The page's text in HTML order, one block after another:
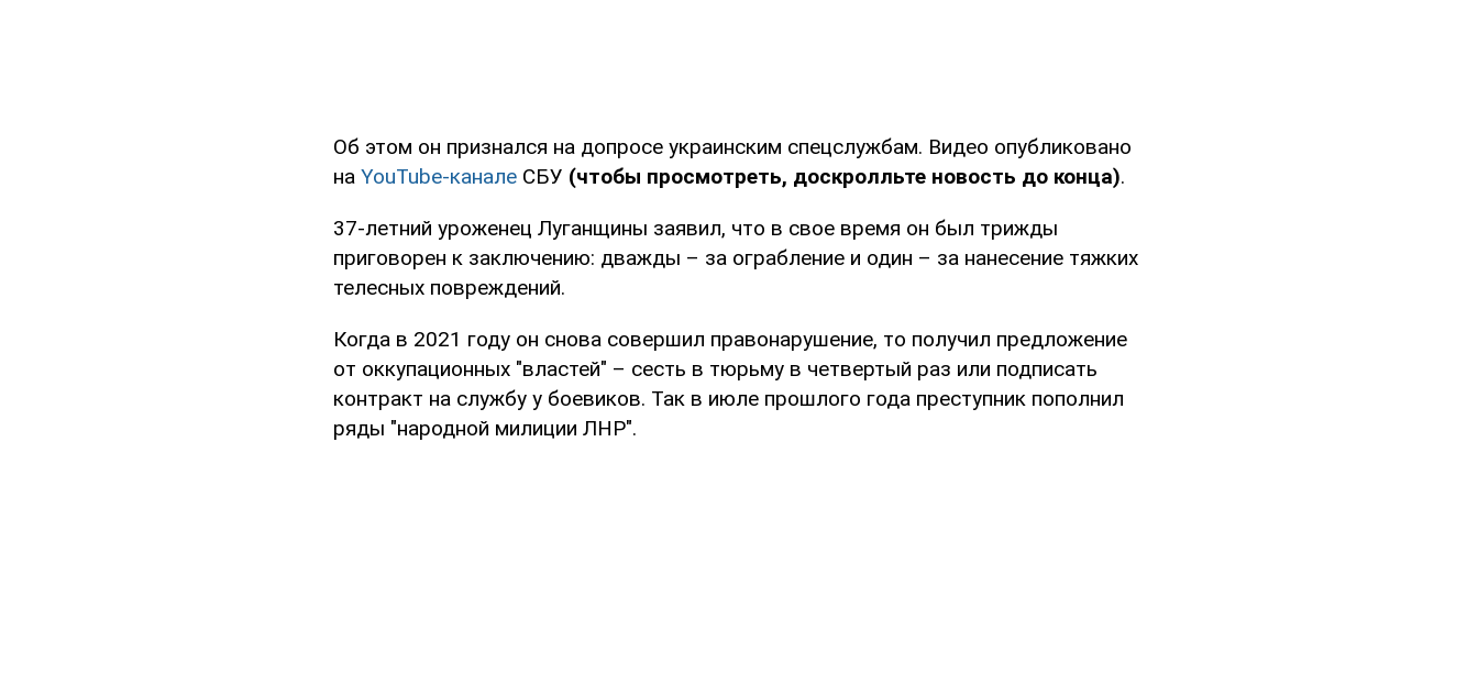
Об этом он признался на допросе украинским спецслужбам. Видео опубликовано
на YouTube-канале СБУ (чтобы просмотреть, доскролльте новость до конца).
37-летний уроженец Луганщины заявил, что в свое время он был трижды
приговорен к заключению: дважды – за ограбление и один – за нанесение тяжких
телесных повреждений.
Когда в 2021 году он снова совершил правонарушение, то получил предложение
от оккупационных "властей" – сесть в тюрьму в четвертый раз или подписать
контракт на службу у боевиков. Так в июле прошлого года преступник пополнил
ряды "народной милиции ЛНР".